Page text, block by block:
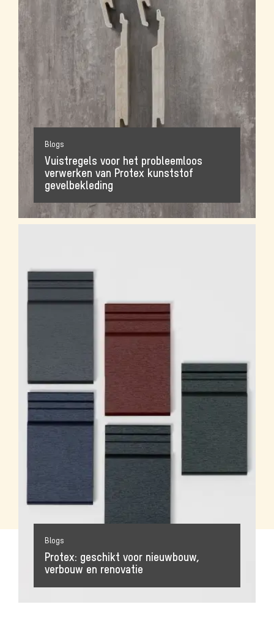
Blogs
Vuistregels voor het probleemloos
verwerken van Protex kunststof
gevelbekleding
Blogs
Protex: geschikt voor nieuwbouw,
verbouw en renovatie